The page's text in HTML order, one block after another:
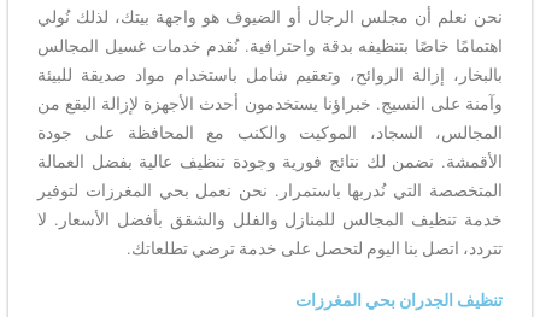
نحن نعلم أن مجلس الرجال أو الضيوف هو واجهة بيتك، لذلك نُولي
اهتمامًا خاصًا بتنظيفه بدقة واحترافية. نُقدم خدمات غسيل المجالس
بالبخار، إزالة الروائح، وتعقيم شامل باستخدام مواد صديقة للبيئة
وآمنة على النسيج. خبراؤنا يستخدمون أحدث الأجهزة لإزالة البقع من
المجالس، السجاد، الموكيت والكنب مع المحافظة على جودة
الأقمشة. نضمن لك نتائج فورية وجودة تنظيف عالية بفضل العمالة
المتخصصة التي نُدربها باستمرار. نحن نعمل بحي المغرزات لتوفير
خدمة تنظيف المجالس للمنازل والفلل والشقق بأفضل الأسعار. لا
تتردد، اتصل بنا اليوم لتحصل على خدمة ترضي تطلعاتك.
تنظيف الجدران بحي المغرزات